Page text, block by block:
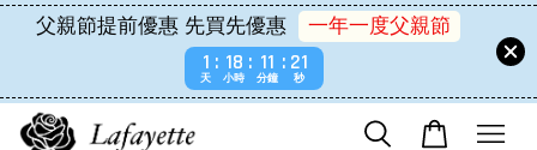
父親節提前優惠 先買先優惠
一年一度父親節
1
天
18
小時
11
分鐘
21
秒